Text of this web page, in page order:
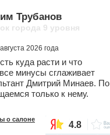
Трубанов
города 9 уровня
2026 года
куда расти и что
минусы сглаживает
Дмитрий Минаев. По
только к нему.
о салоне
4.8